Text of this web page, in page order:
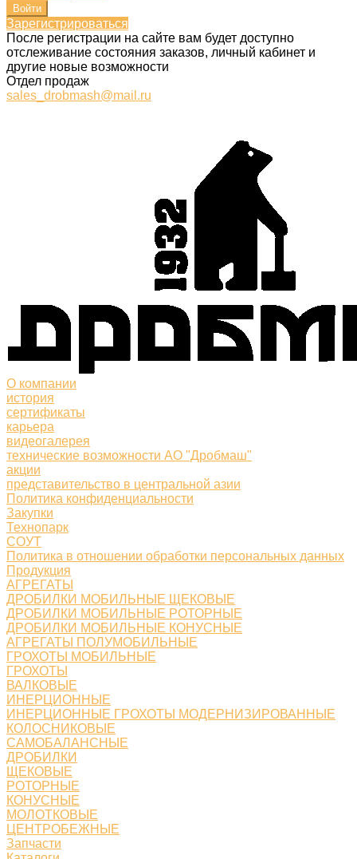
Зарегистрироваться
После регистрации на сайте вам будет доступно
отслеживание состояния заказов, личный кабинет и
другие новые возможности
Отдел продаж
sales_drobmash@mail.ru
О компании
история
сертификаты
карьера
видеогалерея
технические возможности АО "Дробмаш"
акции
представительство в центральной азии
Политика конфиденциальности
Закупки
Технопарк
СОУТ
Политика в отношении обработки персональных данных
Продукция
АГРЕГАТЫ
ДРОБИЛКИ МОБИЛЬНЫЕ ЩЕКОВЫЕ
ДРОБИЛКИ МОБИЛЬНЫЕ РОТОРНЫЕ
ДРОБИЛКИ МОБИЛЬНЫЕ КОНУСНЫЕ
АГРЕГАТЫ ПОЛУМОБИЛЬНЫЕ
ГРОХОТЫ МОБИЛЬНЫЕ
ГРОХОТЫ
ВАЛКОВЫЕ
ИНЕРЦИОННЫЕ
ИНЕРЦИОННЫЕ ГРОХОТЫ МОДЕРНИЗИРОВАННЫЕ
КОЛОСНИКОВЫЕ
САМОБАЛАНСНЫЕ
ДРОБИЛКИ
ЩЕКОВЫЕ
РОТОРНЫЕ
КОНУСНЫЕ
МОЛОТКОВЫЕ
ЦЕНТРОБЕЖНЫЕ
Запчасти